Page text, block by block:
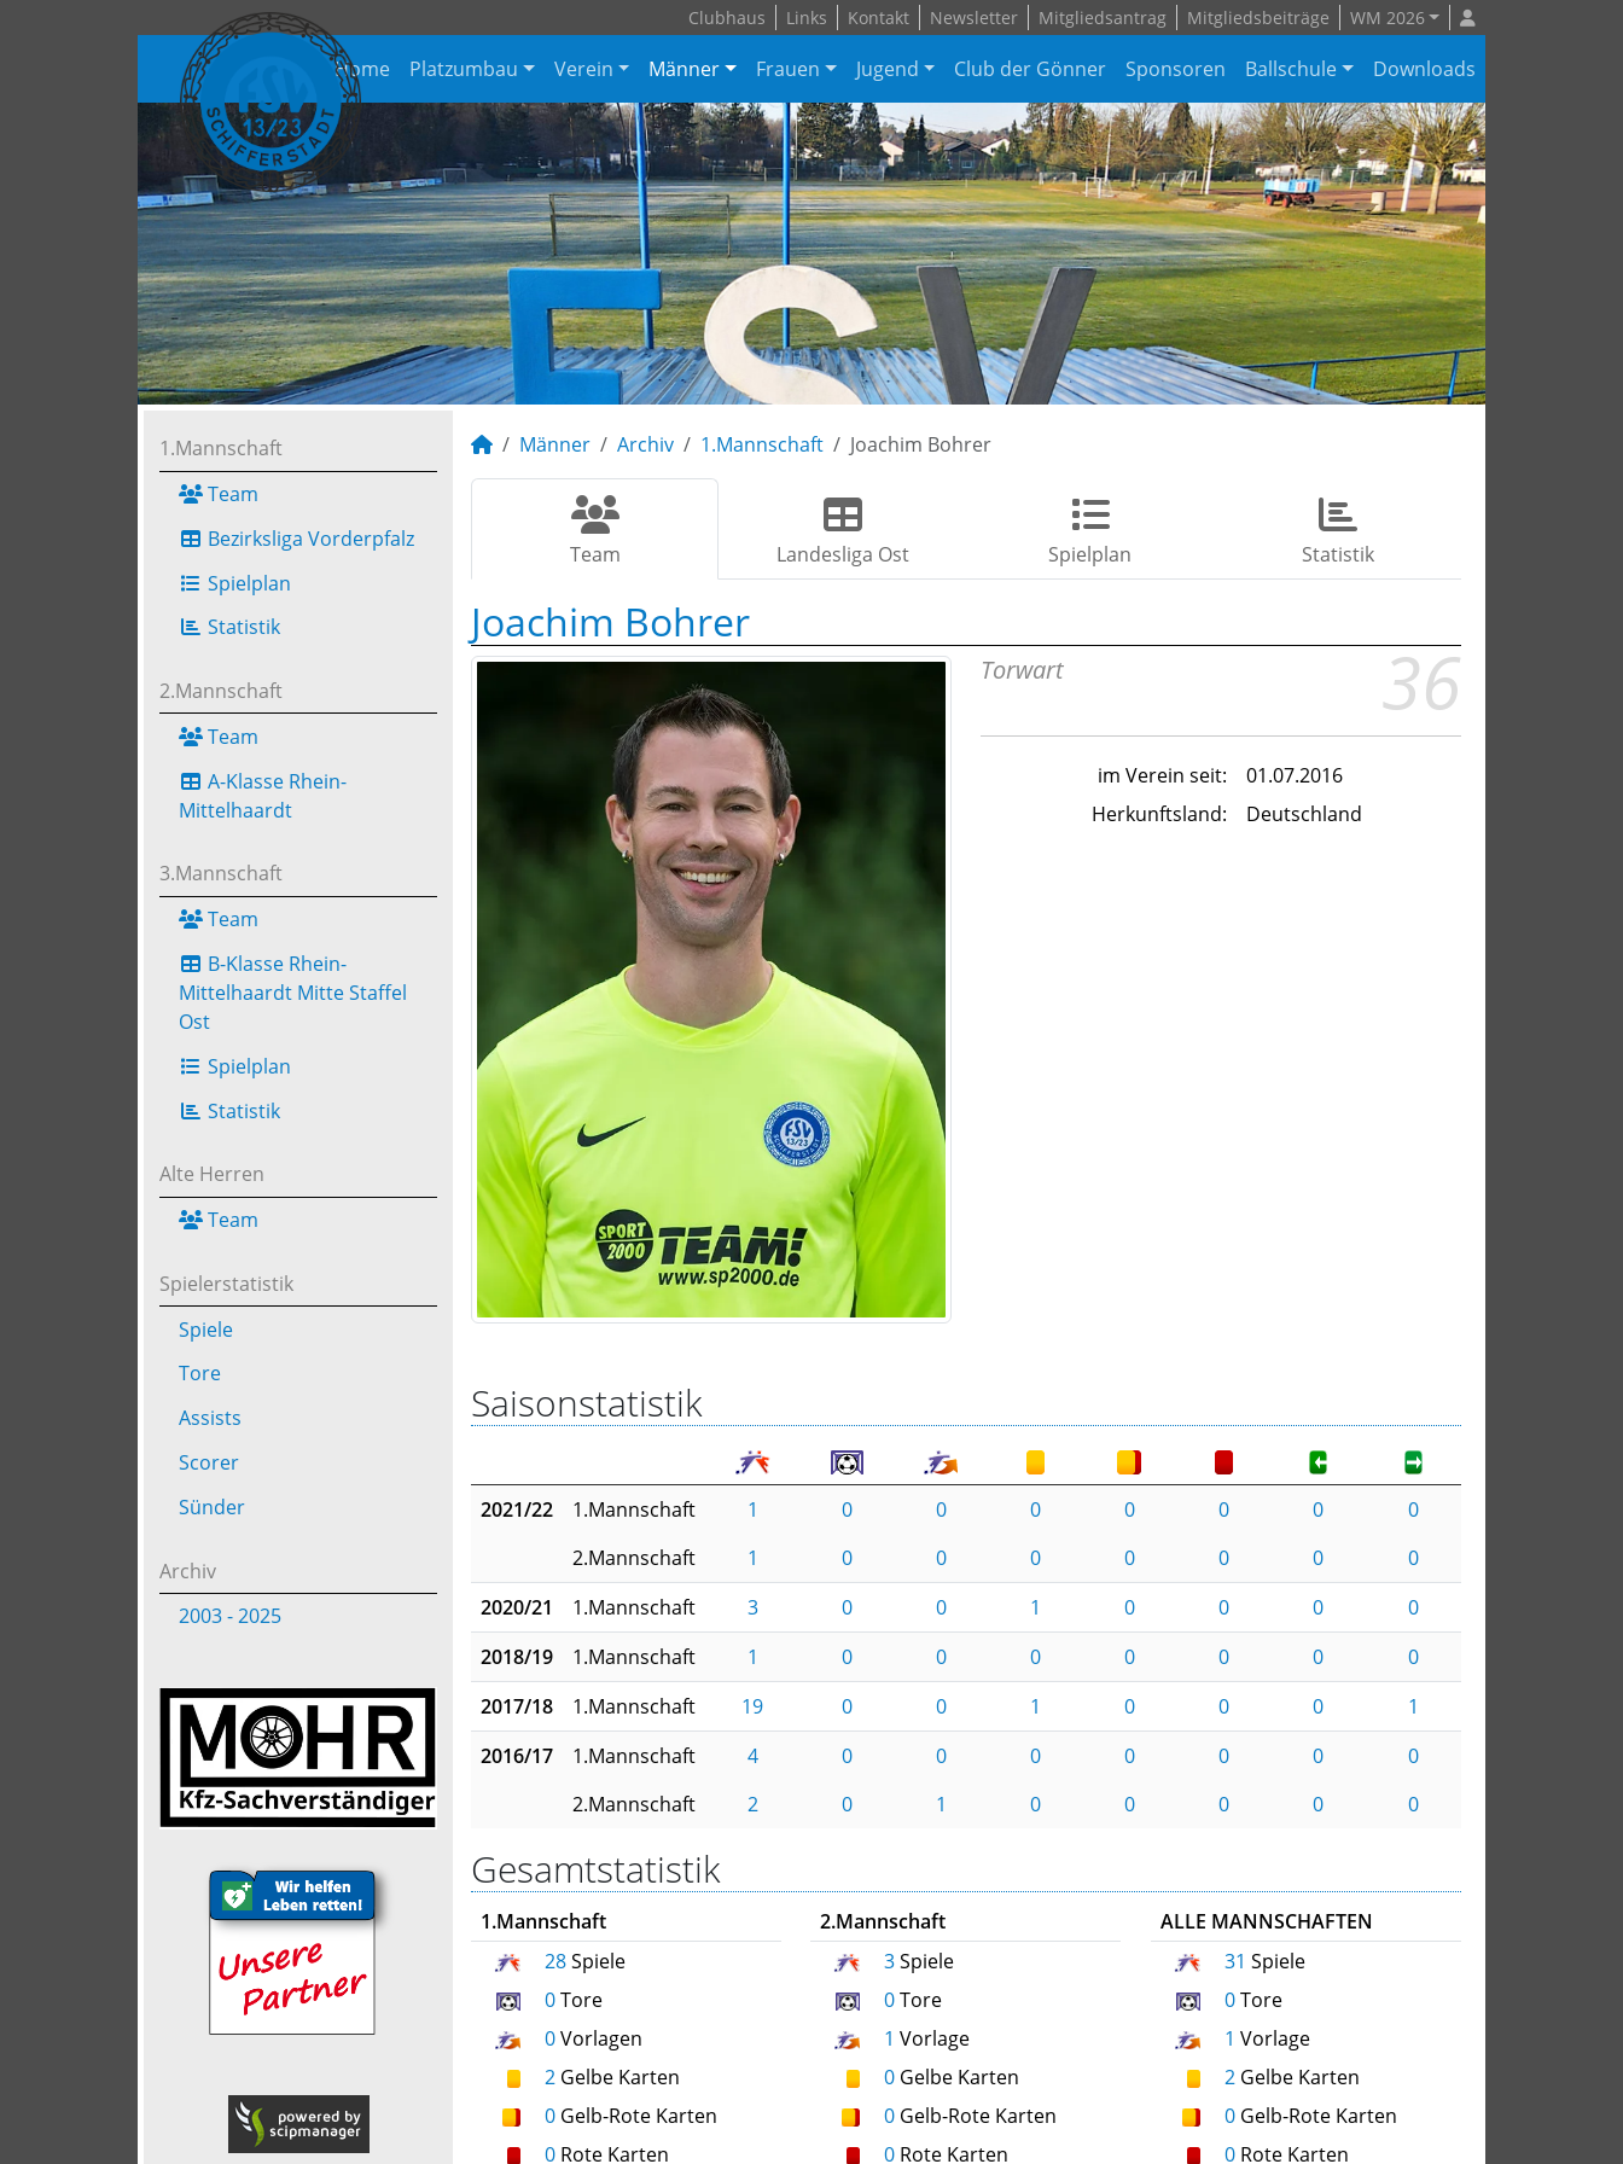
Clubhaus Links Kontakt Newsletter Mitgliedsantrag Mitgliedsbeiträge WM 2026
Home Platzumbau Verein Männer Frauen Jugend Club der Gönner Sponsoren Ballschule Downloads
1.Mannschaft
Team
Bezirksliga Vorderpfalz
Spielplan
Statistik
2.Mannschaft
Team
A-Klasse Rhein-
Mittelhaardt
3.Mannschaft
Team
B-Klasse Rhein-
Mittelhaardt Mitte Staffel
Ost
Spielplan
Statistik
Alte Herren
Team
Spielerstatistik
Spiele
Tore
Assists
Scorer
Sünder
Archiv
2003 - 2025
Männer Archiv 1.Mannschaft Joachim Bohrer
Team Landesliga Ost Spielplan Statistik
Joachim Bohrer
36
Torwart
im Verein seit:
01.07.2016
Herkunftsland:
Deutschland
Saisonstatistik
2021/22 1.Mannschaft 1 0 0 0 0 0 0
0
2.Mannschaft
1 0 0 0 0 0 0
0
2020/21
1.Mannschaft 3 0 0 1 0 0 0
0
2018/19
1.Mannschaft 1 0 0 0 0 0 0
0
2017/18
1.Mannschaft 19 0 0 1 0 0 0
1
2016/17
1.Mannschaft 4 0 0 0 0 0 0
0
2.Mannschaft
2 0 1 0 0 0 0 0
Gesamtstatistik
1.Mannschaft
28Spiele
0Tore
0Vorlagen
2 Gelbe Karten
0 Gelb-Rote Karten
0 Rote Karten
2.Mannschaft
3Spiele
0Tore
1 Vorlage
0 Gelbe Karten
0 Gelb-Rote Karten
0 Rote Karten
ALLE MANNSCHAFTEN
31 Spiele
0Tore
1 Vorlage
2Gelbe Karten
0Gelb-Rote Karten
0Rote Karten